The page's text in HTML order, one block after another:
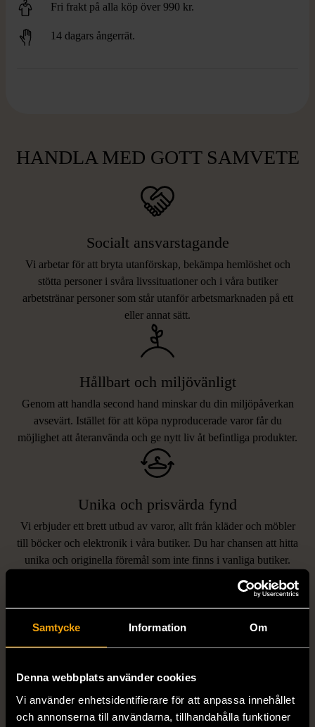
Samtycke Information Om
Denna webbplats använder cookies
Vi använder enhetsidentifierare för att anpassa innehållet
och annonserna till användarna, tillhandahålla funktioner
Fri frakt på alla köp över 990 kr.
14 dagars ångerrät.
HANDLA MED GOTT SAMVETE
Socialt ansvarstagande
Vi arbetar för att bryta utanförskap, bekämpa hemlöshet och
stötta personer i svåra livssituationer och i våra butiker
arbetstränar personer som står utanför arbetsmarknaden på ett
eller annat sätt.
Hållbart och miljövänligt
Genom att handla second hand minskar du din miljöpåverkan
avsevärt. Istället för att köpa nyproducerade varor får du
möjlighet att återanvända och ge nytt liv åt befintliga produkter.
Unika och prisvärda fynd
Vi erbjuder ett brett utbud av varor, allt från kläder och möbler
till böcker och elektronik i våra butiker. Du har chansen att hitta
unika och originella föremål som inte finns i vanliga butiker.
LIKNANDE PRODUKTER
Hitta produkter som påminner om denna